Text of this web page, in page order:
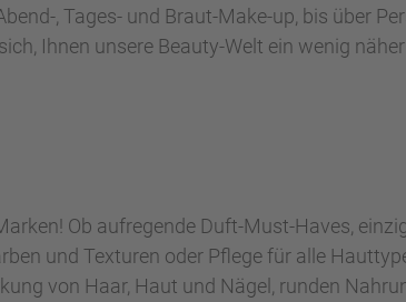
, Tages- und Braut-Make-up, bis über
Ihnen unsere Beauty-Welt ein wenig näher
Ob aufregende Duft-Must-Haves,
und Texturen oder Pflege für alle
von Haar, Haut und Nägel, runden